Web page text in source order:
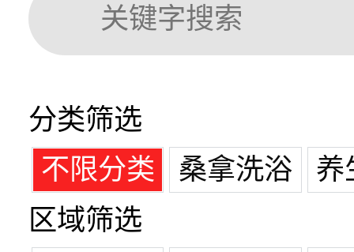
分类筛选
不限分类
桑拿洗浴
养
区域筛选